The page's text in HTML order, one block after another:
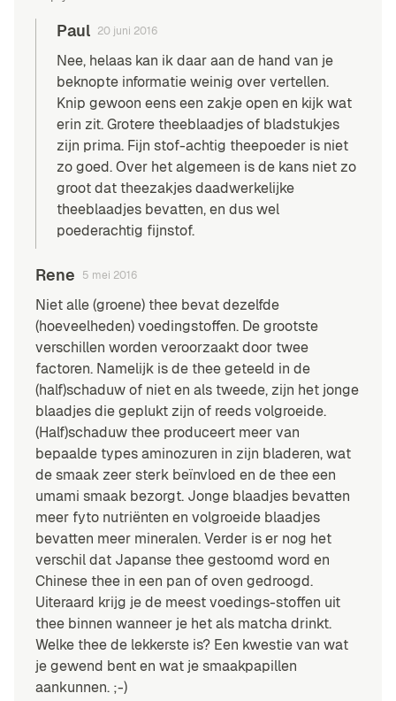
Paul 20 juni 2016
Nee, helaas kan ik daar aan de hand van je
beknopte informatie weinig over vertellen.
Knip gewoon eens een zakje open en kijk wat
erin zit. Grotere theeblaadjes of bladstukjes
zijn prima. Fijn stof-achtig theepoeder is niet
zo goed. Over het algemeen is de kans niet zo
groot dat theezakjes daadwerkelijke
theeblaadjes bevatten, en dus wel
poederachtig fijnstof.
Rene 5 mei 2016
Niet alle (groene) thee bevat dezelfde
(hoeveelheden) voedingstoffen. De grootste
verschillen worden veroorzaakt door twee
factoren. Namelijk is de thee geteeld in de
(half)schaduw of niet en als tweede, zijn het jonge
blaadjes die geplukt zijn of reeds volgroeide.
(Half)schaduw thee produceert meer van
bepaalde types aminozuren in zijn bladeren, wat
de smaak zeer sterk beïnvloed en de thee een
umami smaak bezorgt. Jonge blaadjes bevatten
meer fyto nutriënten en volgroeide blaadjes
bevatten meer mineralen. Verder is er nog het
verschil dat Japanse thee gestoomd word en
Chinese thee in een pan of oven gedroogd.
Uiteraard krijg je de meest voedings-stoffen uit
thee binnen wanneer je het als matcha drinkt.
Welke thee de lekkerste is? Een kwestie van wat
je gewend bent en wat je smaakpapillen
aankunnen. ;-)